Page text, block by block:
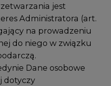
jest
Administratora (art.
na prowadzeniu
do niego w związku
Dane osobowe
dotyczy